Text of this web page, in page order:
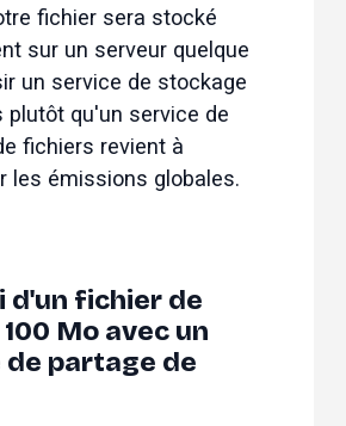
fichier sera stocké
sur un serveur quelque
un service de stockage
plutôt qu'un service de
fichiers revient à
les émissions globales.
d'un fichier de
Mo avec un
de partage de